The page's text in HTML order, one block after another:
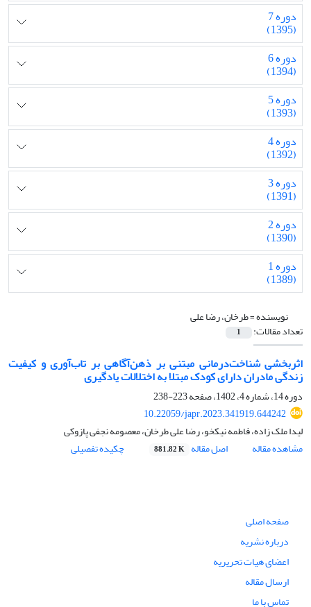
دوره 7
(1395)
دوره 6
(1394)
دوره 5
(1393)
دوره 4
(1392)
دوره 3
(1391)
دوره 2
(1390)
دوره 1
(1389)
نویسنده =طرخان، رضا علی
تعداد مقالات: 1
اثربخشی شناخت‌درمانی مبتنی بر ذهن‌آگاهی بر تاب‌آوری و کیفیت
زندگی مادران دارای کودک مبتلا به اختلالات یادگیری
دوره 14، شماره 4، 1402، صفحه
223-238
10.22059/japr.2023.341919.644242
لیدا ملک زاده، فاطمه نیکخو، رضا علی طرخان، معصومه نجفی پازوکی
مشاهده مقاله
اصل مقاله 881.82 K چکیده تفصیلی
صفحه اصلی
درباره نشریه
اعضای هیات تحریریه
ارسال مقاله
تماس با ما